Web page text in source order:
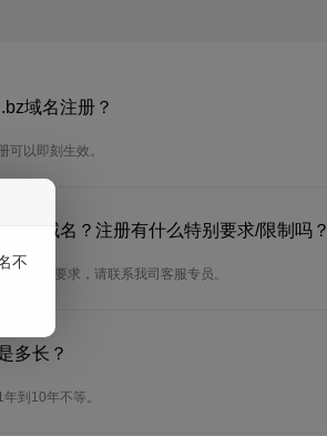
域名注册？
可以即刻生效。
.bz域名？注册有什么特别要求/限制吗？
的注册要求，请联系我司客服专员。
多长？
到10年不等。
不